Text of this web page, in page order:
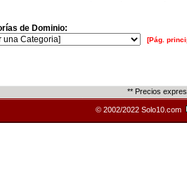
de Dominio:
[Pág.
** Precios
© 2002/2022 Solo10.com